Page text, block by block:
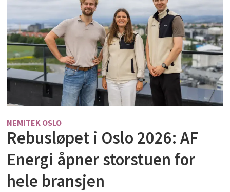
NEMITEK OSLO
Rebusløpet i Oslo 2026: AF
Energi åpner storstuen for
hele bransjen